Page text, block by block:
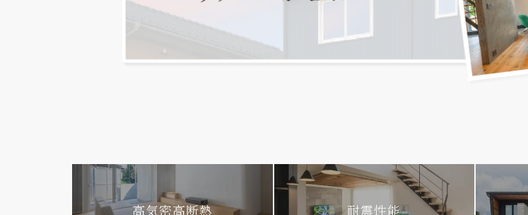
高気密高断熱 耐震性能